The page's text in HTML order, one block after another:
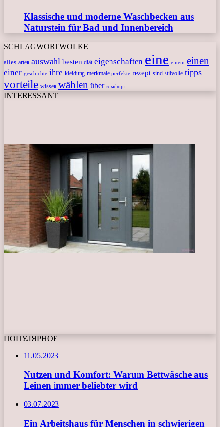
Klassische und moderne Waschbecken aus
Naturstein für Bad und Innenbereich
SCHLAGWORTWOLKE
alles arten auswahl besten diät eigenschaften eine einem einen
einer geschichte ihre kleidung merkmale perfekte rezept sind stilvolle tipps
vorteile wissen wählen über комфорт
INTERESSANT
ПОПУЛЯРНОЕ
11.05.2023
Nutzen und Komfort: Warum Bettwäsche aus
Leinen immer beliebter wird
03.07.2023
Ein Arbeitshaus für Menschen in schwierigen